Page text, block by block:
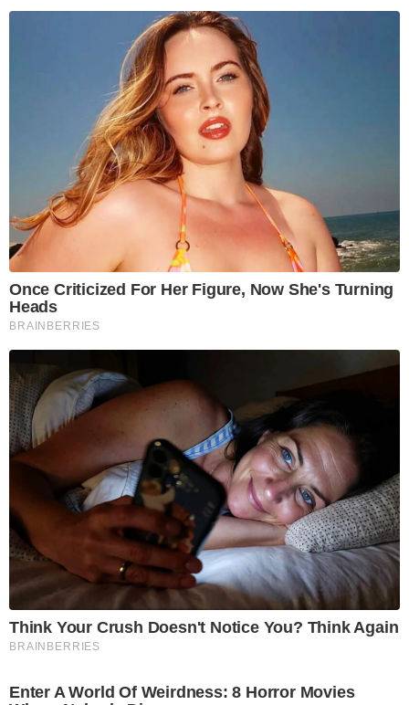
Once Criticized For Her Figure, Now She's Turning
Heads
BRAINBERRIES
Think Your Crush Doesn't Notice You? Think Again
BRAINBERRIES
Enter A World Of Weirdness: 8 Horror Movies